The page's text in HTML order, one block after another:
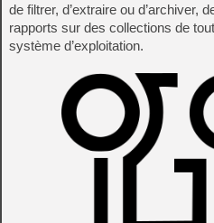
de filtrer, d’extraire ou d’archiver,
rapports sur des collections de
système d’exploitation.